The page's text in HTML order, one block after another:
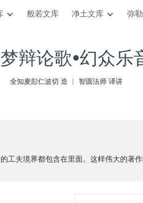
般若文库 净土文库 弥
辩论歌•幻众乐
全知麦彭仁波切 造 ︱ 智圆法师 译讲
夫境界都包含在里面。这样伟大的著